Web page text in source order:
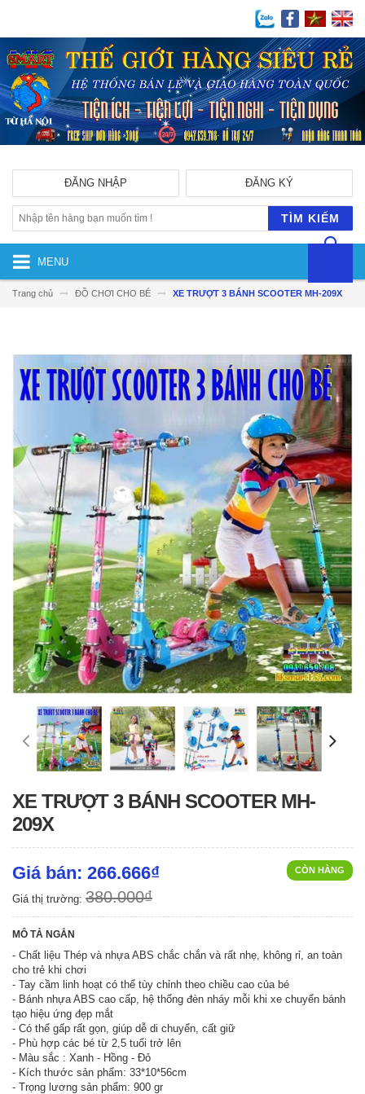
ĐĂNG KÝ
ĐĂNG NHẬP
TÌM KIẾM
MENU
Trang chủ ĐỒ CHƠI CHO BÉ XE TRƯỢT 3 BÁNH SCOOTER MH-209X
XE TRƯỢT 3 BÁNH SCOOTER MH-
209X
CÒN HÀNG
Giá bán: 266.666₫
Giá thị trường: 380.000₫
MÔ TẢ NGẮN
- Chất liệu Thép và nhựa ABS chắc chắn và rất nhẹ, không rỉ, an toàn
cho trẻ khi chơi
- Tay cầm linh hoạt có thể tùy chỉnh theo chiều cao của bé
- Bánh nhựa ABS cao cấp, hệ thống đèn nháy mỗi khi xe chuyển bánh
tạo hiệu ứng đẹp mắt
- Có thể gấp rất gọn, giúp dễ di chuyển, cất giữ
- Phù hợp các bé từ 2,5 tuổi trở lên
- Màu sắc : Xanh - Hồng - Đỏ
- Kích thước sản phẩm: 33*10*56cm
- Trọng lương sản phẩm: 900 gr